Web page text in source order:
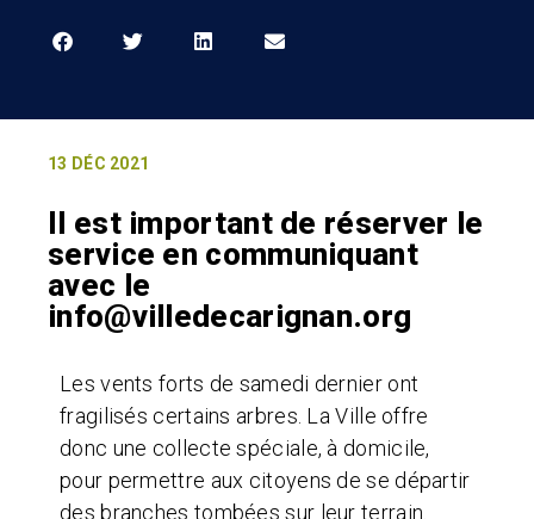
13 DÉC 2021
Il est important de réserver le
service en communiquant
avec le
info@villedecarignan.org
Les vents forts de samedi dernier ont
fragilisés certains arbres. La Ville offre
donc une collecte spéciale, à domicile,
pour permettre aux citoyens de se départir
des branches tombées sur leur terrain.